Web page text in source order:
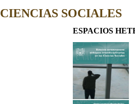
CIENCIAS SOCIALES
ESPACIOS